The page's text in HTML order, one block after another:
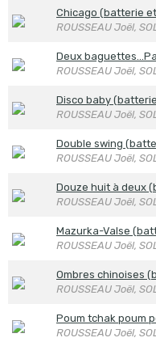
Chicago (batterie
ROUSSEAU Joël,
Deux
ROUSSEAU Joël,
Disco baby
ROUSSEAU Joël,
Double swing
ROUSSEAU Joël,
Douze huit à deux
ROUSSEAU Joël,
Mazurka-Valse
ROUSSEAU Joël,
Ombres chinoises
ROUSSEAU Joël,
Poum tchak poum
ROUSSEAU Joël,